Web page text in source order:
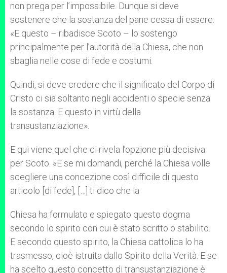
non prega per l’impossibile. Dunque si deve
sostenere che la sostanza del pane cessa di essere.
«E questo – ribadisce Scoto – lo sostengo
principalmente per l’autorità della Chiesa, che non
sbaglia nelle cose di fede e costumi.
Quindi, si deve credere che il significato del Corpo di
Cristo ci sia soltanto negli accidenti o specie senza
la sostanza. E questo in virtù della
transustanziazione».
E qui viene quel che ci rivela l’opzione più decisiva
per Scoto. «E se mi domandi, perché la Chiesa volle
scegliere una concezione così difficile di questo
articolo [di fede], […] ti dico che la
Chiesa ha formulato e spiegato questo dogma
secondo lo spirito con cui è stato scritto o stabilito.
E secondo questo spirito, la Chiesa cattolica lo ha
trasmesso, cioè istruita dallo Spirito della Verità. E se
ha scelto questo concetto di transustanziazione è